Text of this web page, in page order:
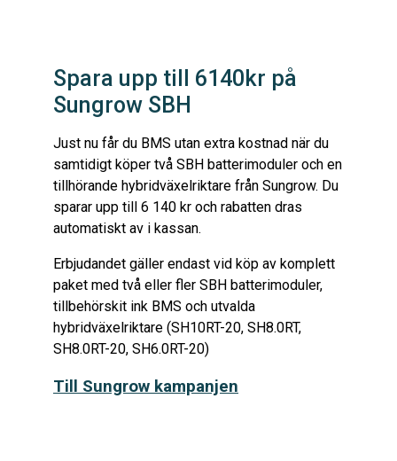
Spara upp till 6140kr på
Sungrow SBH
Just nu får du BMS utan extra kostnad när du
samtidigt köper två SBH batterimoduler och en
tillhörande hybridväxelriktare från Sungrow. Du
sparar upp till 6 140 kr och rabatten dras
automatiskt av i kassan.
Erbjudandet gäller endast vid köp av komplett
paket med två eller fler SBH batterimoduler,
tillbehörskit ink BMS och utvalda
hybridväxelriktare (SH10RT-20, SH8.0RT,
SH8.0RT-20, SH6.0RT-20)
Till Sungrow kampanjen